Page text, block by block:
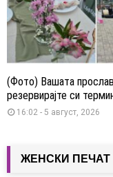
(Фото) Вашата
резервирајте си
16:02 - 5 август, 2026
ЖЕНСКИ ПЕЧАТ